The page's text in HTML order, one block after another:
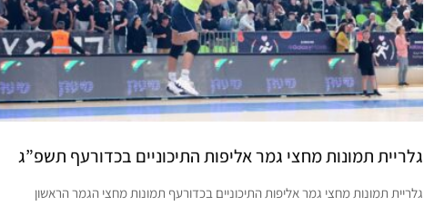
גלריית תמונות מחצי גמר אליפות התיכוניים בכדורעף תשפ”ג
גלריית תמונות מחצי גמר אליפות התיכוניים בכדורעף תמונות מחצי הגמר הראשון